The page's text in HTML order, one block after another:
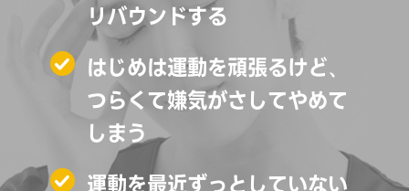
リバウンドする
はじめは運動を頑張るけど、
つらくて嫌気がさしてやめて
しまう